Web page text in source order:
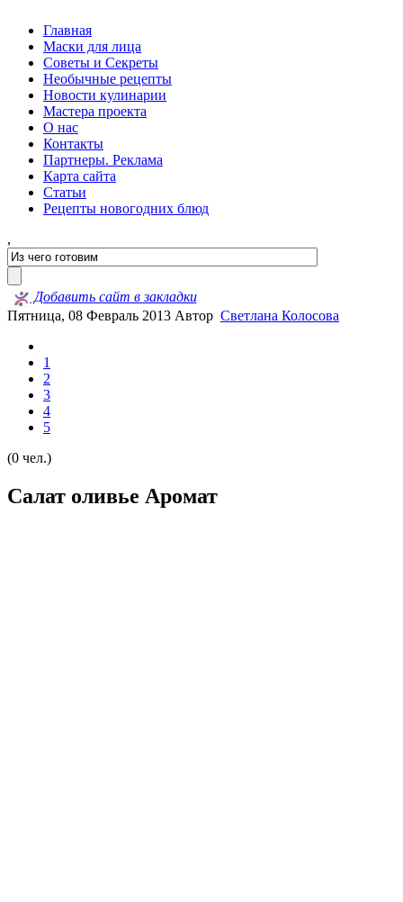
Главная
Маски для лица
Советы и Секреты
Необычные рецепты
Новости кулинарии
Мастера проекта
О нас
Контакты
Партнеры. Реклама
Карта сайта
Статьи
Рецепты новогодних блюд
,
Добавить сайт в закладки
Пятница, 08 Февраль 2013 Автор Светлана Колосова
1
2
3
4
5
(0 чел.)
Салат оливье Аромат